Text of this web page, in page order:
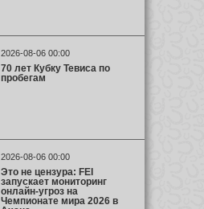
2026-08-06 00:00
70 лет Кубку Тевиса по
пробегам
2026-08-06 00:00
Это не цензура: FEI
запускает мониторинг
онлайн-угроз на
Чемпионате мира 2026 в